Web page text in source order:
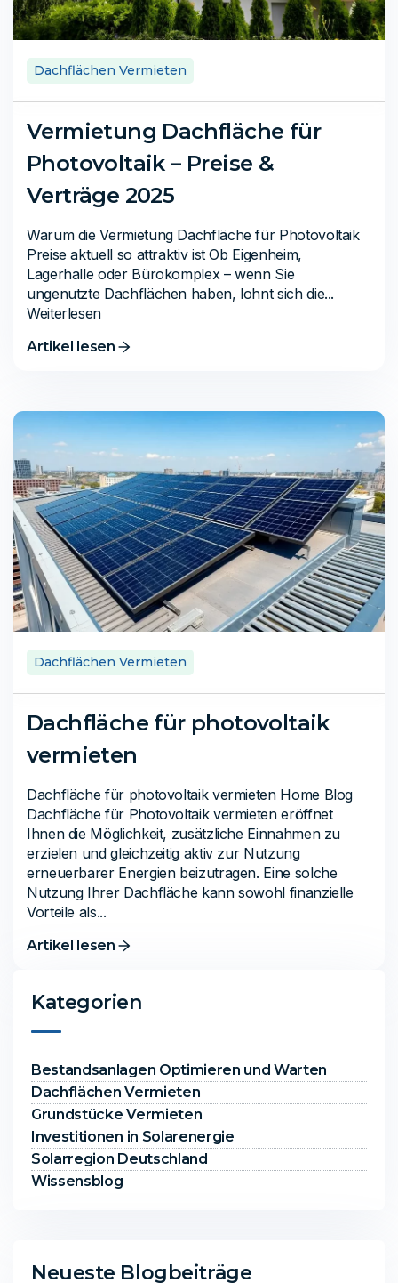
Dachflächen Vermieten
Vermietung Dachfläche für
Photovoltaik – Preise &
Verträge 2025
Warum die Vermietung Dachfläche für Photovoltaik
Preise aktuell so attraktiv ist Ob Eigenheim,
Lagerhalle oder Bürokomplex – wenn Sie
ungenutzte Dachflächen haben, lohnt sich die...
Weiterlesen
Artikel lesen
Dachflächen Vermieten
Dachfläche für photovoltaik
vermieten
Dachfläche für photovoltaik vermieten Home Blog
Dachfläche für Photovoltaik vermieten eröffnet
Ihnen die Möglichkeit, zusätzliche Einnahmen zu
erzielen und gleichzeitig aktiv zur Nutzung
erneuerbarer Energien beizutragen. Eine solche
Nutzung Ihrer Dachfläche kann sowohl finanzielle
Vorteile als...
Artikel lesen
Kategorien
Bestandsanlagen Optimieren und Warten
Dachflächen Vermieten
Grundstücke Vermieten
Investitionen in Solarenergie
Solarregion Deutschland
Wissensblog
Neueste Blogbeiträge